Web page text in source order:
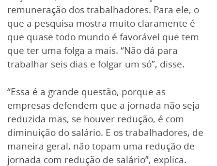
remuneração dos trabalhadores. Para ele, o
que a pesquisa mostra muito claramente é
que quase todo mundo é favorável que tem
que ter uma folga a mais. “Não dá para
trabalhar seis dias e folgar um só”, disse.
“Essa é a grande questão, porque as
empresas defendem que a jornada não seja
reduzida mas, se houver redução, é com
diminuição do salário. E os trabalhadores, de
maneira geral, não topam uma redução de
jornada com redução de salário”, explica.